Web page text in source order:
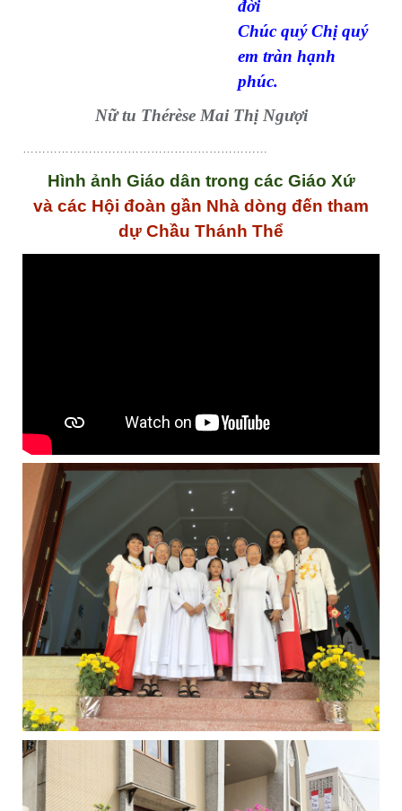
đời
Chúc quý Chị quý
em tràn hạnh
phúc.
Nữ tu Thérèse Mai Thị Ngượi
………………………………………………………
Hình ảnh Giáo dân trong các Giáo Xứ
và các Hội đoàn gần Nhà dòng đến tham
dự Chầu Thánh Thể